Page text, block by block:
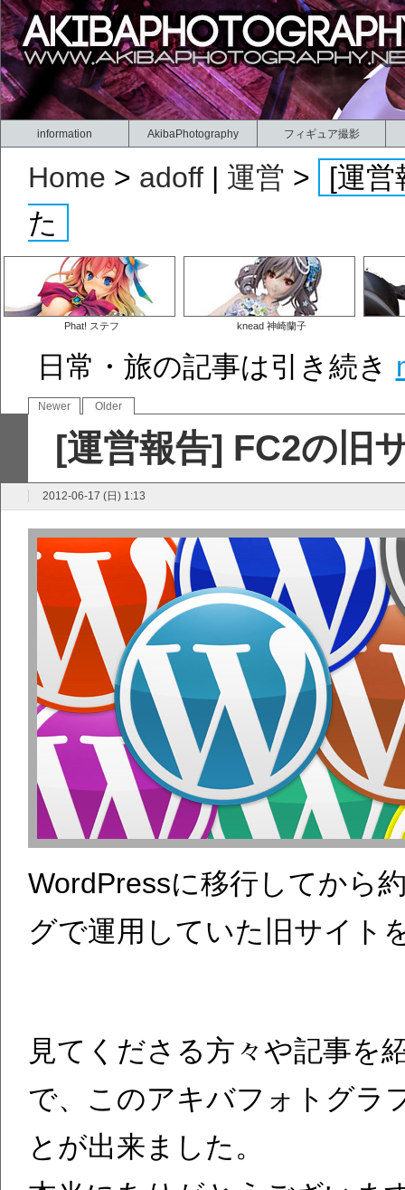
information AkibaPhotography フィギュア撮影
Home > adoff | 運営 >
[運営
た
Phat! ステフ knead 神崎蘭子
日常・旅の記事は引き続き
Newer Older
[運営報告] FC2の旧
2012-06-17 (日) 1:13
WordPressに移行してから
グで運用していた旧サイト
見てくださる方々や記事を
で、このアキバフォトグラ
とが出来ました。